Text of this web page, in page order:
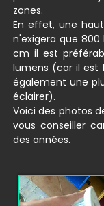
zones.
En effet, une
n'exigera que
cm il est
lumens (car il est
également une
éclairer).
Voici des photos
vous conseiller
des années.